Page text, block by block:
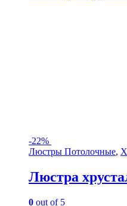
-22%
Люстры Потолочные,
Люстра
0 out of 5